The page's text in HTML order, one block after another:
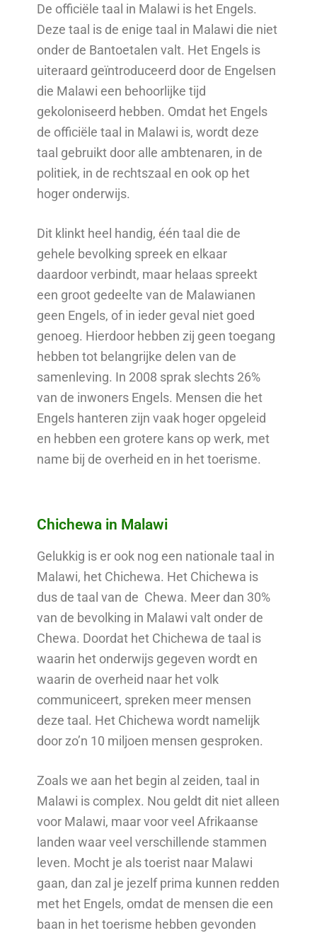
De officiële taal in Malawi is het Engels.
Deze taal is de enige taal in Malawi die niet
onder de Bantoetalen valt. Het Engels is
uiteraard geïntroduceerd door de Engelsen
die Malawi een behoorlijke tijd
gekoloniseerd hebben. Omdat het Engels
de officiële taal in Malawi is, wordt deze
taal gebruikt door alle ambtenaren, in de
politiek, in de rechtszaal en ook op het
hoger onderwijs.
Dit klinkt heel handig, één taal die de
gehele bevolking spreek en elkaar
daardoor verbindt, maar helaas spreekt
een groot gedeelte van de Malawianen
geen Engels, of in ieder geval niet goed
genoeg. Hierdoor hebben zij geen toegang
hebben tot belangrijke delen van de
samenleving. In 2008 sprak slechts 26%
van de inwoners Engels. Mensen die het
Engels hanteren zijn vaak hoger opgeleid
en hebben een grotere kans op werk, met
name bij de overheid en in het toerisme.
Chichewa in Malawi
Gelukkig is er ook nog een nationale taal in
Malawi, het Chichewa. Het Chichewa is
dus de taal van de Chewa. Meer dan 30%
van de bevolking in Malawi valt onder de
Chewa. Doordat het Chichewa de taal is
waarin het onderwijs gegeven wordt en
waarin de overheid naar het volk
communiceert, spreken meer mensen
deze taal. Het Chichewa wordt namelijk
door zo’n 10 miljoen mensen gesproken.
Zoals we aan het begin al zeiden, taal in
Malawi is complex. Nou geldt dit niet alleen
voor Malawi, maar voor veel Afrikaanse
landen waar veel verschillende stammen
leven. Mocht je als toerist naar Malawi
gaan, dan zal je jezelf prima kunnen redden
met het Engels, omdat de mensen die een
baan in het toerisme hebben gevonden